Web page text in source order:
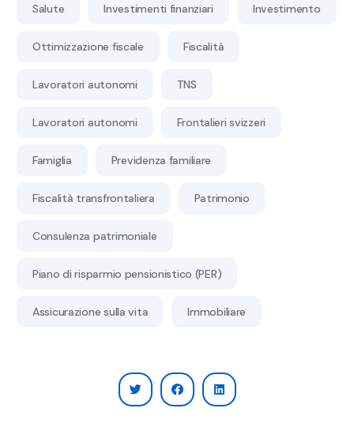
Salute Investimenti finanziari Investimento
Ottimizzazione fiscale Fiscalità
Lavoratori autonomi TNS
Lavoratori autonomi Frontalieri svizzeri
Famiglia Previdenza familiare
Fiscalità transfrontaliera Patrimonio
Consulenza patrimoniale
Piano di risparmio pensionistico (PER)
Assicurazione sulla vita Immobiliare